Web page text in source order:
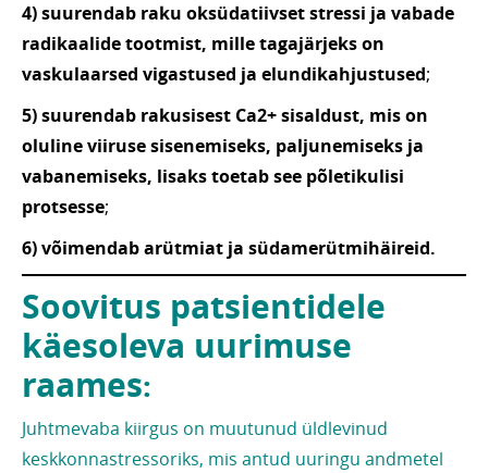
4) suurendab raku oksüdatiivset stressi ja vabade
radikaalide tootmist, mille tagajärjeks on
vaskulaarsed vigastused ja elundikahjustused;
5) suurendab rakusisest Ca2+ sisaldust, mis on
oluline viiruse sisenemiseks, paljunemiseks ja
vabanemiseks, lisaks toetab see põletikulisi
protsesse;
6) võimendab arütmiat ja südamerütmihäireid.
Soovitus patsientidele
käesoleva uurimuse
raames:
Juhtmevaba kiirgus on muutunud üldlevinud
keskkonnastressoriks, mis antud uuringu andmetel